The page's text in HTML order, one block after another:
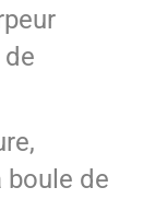
boule de